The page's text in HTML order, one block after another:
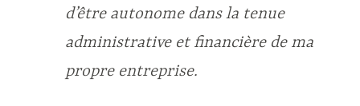
d’être autonome dans la tenue
administrative et financière de ma
propre entreprise.